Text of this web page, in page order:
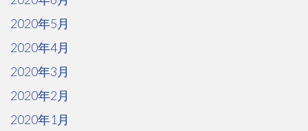
2020年5月
2020年4月
2020年3月
2020年2月
2020年1月